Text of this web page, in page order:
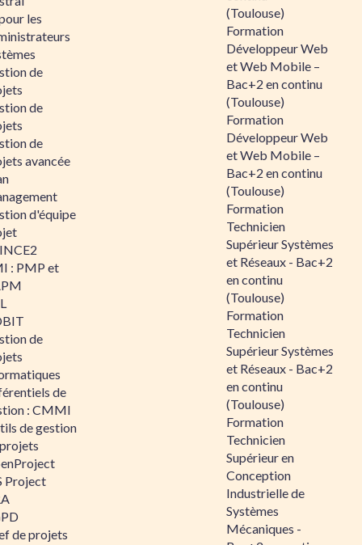
les
de
de
de
avancée
d'équipe
: PMP et
de
de
: CMMI
de gestion
Project
de projets
(Toulouse)
Formation
Développeur Web
et Web Mobile –
Bac+2 en continu
(Toulouse)
Formation
Développeur Web
et Web Mobile –
Bac+2 en continu
(Toulouse)
Formation
Technicien
Supérieur Systèmes
et Réseaux - Bac+2
en continu
(Toulouse)
Formation
Technicien
Supérieur Systèmes
et Réseaux - Bac+2
en continu
(Toulouse)
Formation
Technicien
Supérieur en
Conception
Industrielle de
Systèmes
Mécaniques -